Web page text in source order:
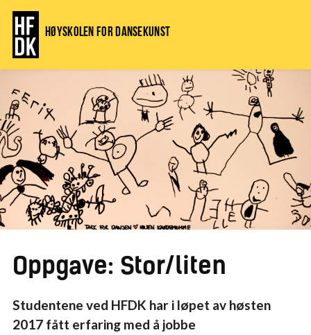
Høyskolen for dansekunst
Oppgave: Stor/liten
Studentene ved HFDK har i løpet av høsten
2017 fått erfaring med å jobbe